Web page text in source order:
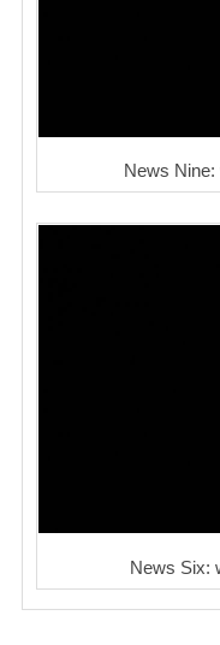
News
News Six: